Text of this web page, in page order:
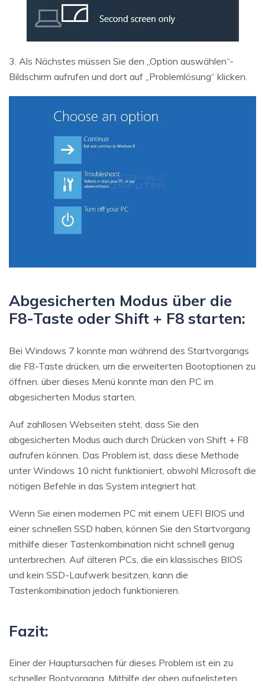
3. Als Nächstes müssen Sie den „Option auswählen“-
Bildschirm aufrufen und dort auf „Problemlösung“ klicken.
Abgesicherten Modus über die
F8-Taste oder Shift + F8 starten:
Bei Windows 7 konnte man während des Startvorgangs
die F8-Taste drücken, um die erweiterten Bootoptionen zu
öffnen. über dieses Menü konnte man den PC im
abgesicherten Modus starten.
Auf zahllosen Webseiten steht, dass Sie den
abgesicherten Modus auch durch Drücken von Shift + F8
aufrufen können. Das Problem ist, dass diese Methode
unter Windows 10 nicht funktioniert, obwohl MIcrosoft die
nötigen Befehle in das System integriert hat.
Wenn Sie einen modernen PC mit einem UEFI BIOS und
einer schnellen SSD haben, können Sie den Startvorgang
mithilfe dieser Tastenkombination nicht schnell genug
unterbrechen. Auf älteren PCs, die ein klassisches BIOS
und kein SSD-Laufwerk besitzen, kann die
Tastenkombination jedoch funktionieren.
Fazit:
Einer der Hauptursachen für dieses Problem ist ein zu
schneller Bootvorgang. Mithilfe der oben aufgelisteten